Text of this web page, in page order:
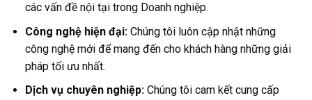
các vấn đề nội tại trong Doanh nghiệp.
Công nghệ hiện đại:Chúng tôi luôn cập nhật những
công nghệ mới để mang đến cho khách hàng những giải
pháp tối ưu nhất.
Dịch vụ chuyên nghiệp:Chúng tôi cam kết cung cấp